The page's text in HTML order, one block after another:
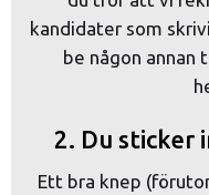
kandidater som
be någon
2. Du sticker
Ett bra knep